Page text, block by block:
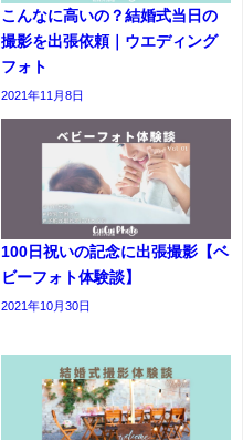
こんなに高いの？結婚式当日の
撮影を出張依頼｜ウエディング
フォト
2021年11月8日
100日祝いの記念に出張撮影【ベ
ビーフォト体験談】
2021年10月30日